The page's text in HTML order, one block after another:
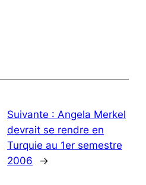
Suivante : Angela Merkel
devrait se rendre en
Turquie au 1er semestre
2006
→